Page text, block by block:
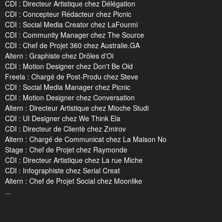
CDI : Directeur Artistique chez Délégation
CDI : Concepteur Rédacteur chez Picnic
CDI : Social Media Creator chez LaFourmi
CDI : Community Manager chez The Source
CDI : Chef de Projet 360 chez Australie.GA
Altern : Graphiste chez Drôles d'Oi
CDI : Motion Designer chez Don't Be Old
Freela : Chargé de Post-Produ chez Steve
CDI : Social Media Manager chez Picnic
CDI : Motion Designer chez Conversation
Altern : Directeur Artistique chez Mioche Studi
CDI : UI Designer chez We Think Ela
CDI : Directeur de Clientè chez Zmirov
Altern : Chargé de Communicat chez La Maison No
Stage : Chef de Projet chez Raymonde
CDI : Directeur Artistique chez La rue Miche
CDI : Infographiste chez Serial Creat
Altern : Chef de Projet Social chez Moonlike
...